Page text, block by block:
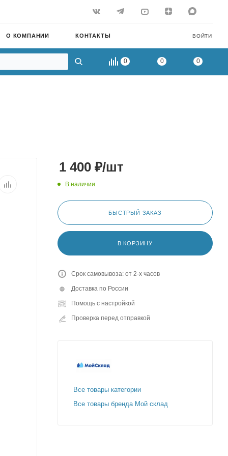
ВОЙТИ
О КОМПАНИИ КОНТАКТЫ
0 0 0
1 400 ₽/шт
В наличии
БЫСТРЫЙ ЗАКАЗ
В КОРЗИНУ
Срок самовывоза: от 2-х часов
Доставка по России
Помощь с настройкой
Проверка перед отправкой
Все товары категории
Все товары бренда Мой склад